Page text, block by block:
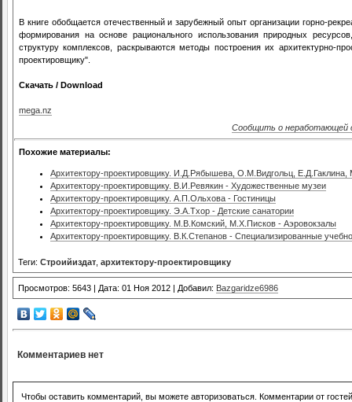
В книге обобщается отечественный и зарубежный опыт организации горно-
формирования на основе рационального использования природных
структуру комплексов, раскрываются методы построения их архитектурно-
проектировщику".
Скачать / Download
mega.nz
Сообщить о неработающей
Похожие материалы:
Архитектору-проектировщику. И.Д.Рябышева, О.М.Видгольц,
Архитектору-проектировщику. В.И.Ревякин - Художественные музеи
Архитектору-проектировщику. А.П.Ольхова - Гостиницы
Архитектору-проектировщику. Э.А.Тхор - Детские санатории
Архитектору-проектировщику. М.В.Комский, М.Х.Писков - Аэровокзалы
Архитектору-проектировщику. В.К.Степанов - Специализированные
Теги: Строийиздат архитектору-проектировщику
Просмотров: 5643 | Дата: 01 Ноя 2012 | Добавил: Bazgaridze6986
Комментариев нет
Чтобы оставить комментарий, вы можете авторизоваться. Комментарии от